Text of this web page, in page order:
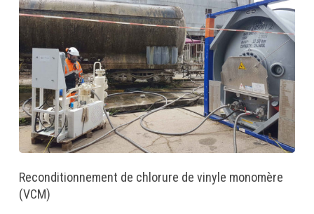
Reconditionnement de chlorure de vinyle monomère
(VCM)